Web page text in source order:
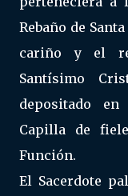
Rebaño de
cariño y el
Santísimo
depositado
Capilla de
Función.
El Sacerdote